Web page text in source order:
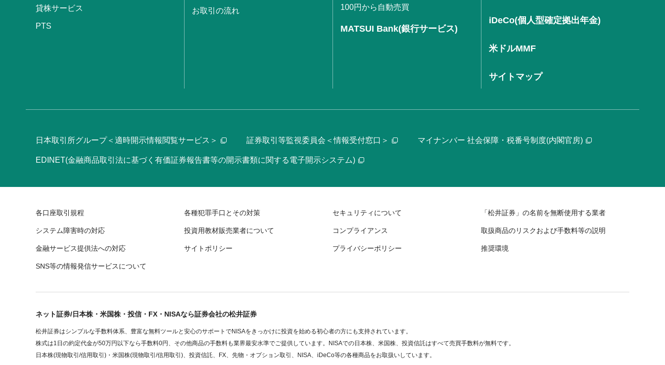
貸株サービス
PTS
お取引の流れ 100円から自動売買
MATSUI Bank(銀行サービス)
iDeCo(個人型確定拠出年金)
米ドルMMF
サイトマップ
日本取引所グループ＜適時開示情報閲覧サービス＞ 証券取引等監視委員会＜情報受付窓口＞ マイナンバー 社会保障・税番号制度(内閣官房)
EDINET(金融商品取引法に基づく有価証券報告書等の開示書類に関する電子開示システム)
各口座取引規程 各種犯罪手口とその対策 セキュリティについて 「松井証券」の名前を無断使用する業者
システム障害時の対応 投資用教材販売業者について コンプライアンス 取扱商品のリスクおよび手数料等の説明
金融サービス提供法への対応 サイトポリシー プライバシーポリシー 推奨環境
SNS等の情報発信サービスについて
ネット証券/日本株・米国株・投信・FX・NISAなら証券会社の松井証券
松井証券はシンプルな手数料体系、豊富な無料ツールと安心のサポートでNISAをきっかけに投資を始める初心者の方にも支持されています。
株式は1日の約定代金が50万円以下なら手数料0円、その他商品の手数料も業界最安水準でご提供しています。NISAでの日本株、米国株、投資信託はすべて売買手数料が無料です。
日本株(現物取引/信用取引)・米国株(現物取引/信用取引)、投資信託、FX、先物・オプション取引、NISA、iDeCo等の各種商品をお取扱いしています。